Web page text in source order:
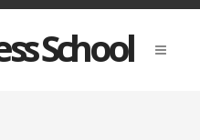
School